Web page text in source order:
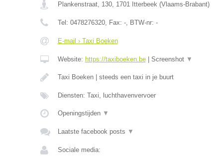
Plankenstraat, 130, 1701 Itterbeek(Vlaams-Brabant)
Tel: 0478276320, Fax: -, BTW-nr: -
E-mail › Taxi Boeken
Website: https://taxiboeken.be| Screenshot ▼
Taxi Boeken | steeds een taxi in je buurt
Diensten: Taxi, luchthavenvervoer
Openingstijden ▼
Laatste facebook posts ▼
Sociale media: